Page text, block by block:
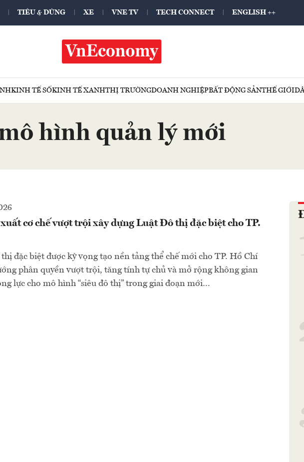
TIÊU & DÙNG XE VNE TV TECH CONNECT ENGLISH ++
KINH TẾ SỐKINH TẾ XANHTHỊ TRƯỜNGDOANH NGHIỆPBẤT ĐỘNG SẢNTHẾ GIỚI
hình quản lý mới
cơ chế vượt trội xây dựng Luật Đô thị đặc biệt cho TP.
đặc biệt được kỳ vọng tạo nền tảng thể chế mới cho TP. Hồ Chí
phân quyền vượt trội, tăng tính tự chủ và mở rộng không gian
lực cho mô hình “siêu đô thị” trong giai đoạn mới…